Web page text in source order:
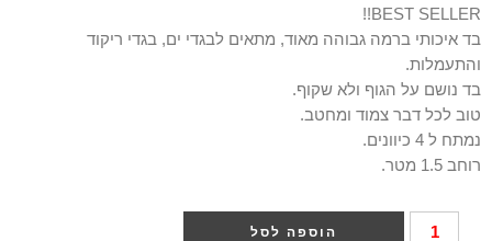
BEST SELLER!!
בד איכותי ברמה גבוהה מאוד, מתאים לבגדי ים, בגדי ריקוד
והתעמלות.
בד נושם על הגוף ולא שקוף.
טוב לכל דבר צמוד ומחטב.
נמתח ל 4 כיוונים.
רוחב 1.5 מטר.
הוספה לסל